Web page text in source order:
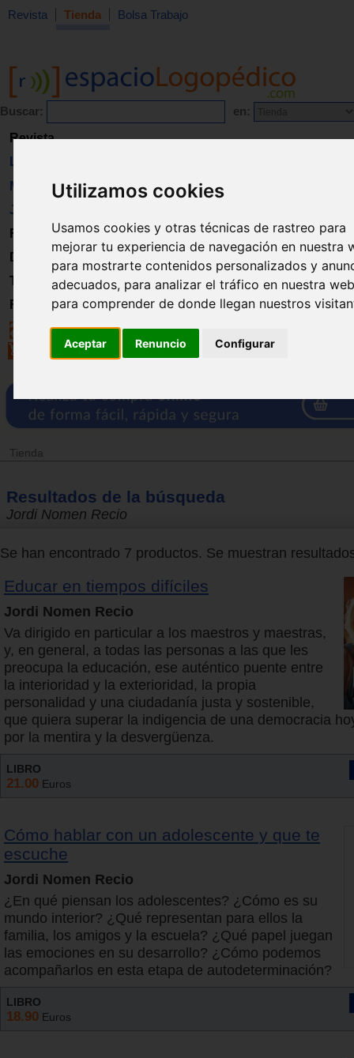
Utilizamos cookies
Usamos cookies y otras técnicas de rastreo para
mejorar tu experiencia de navegación en nuestra
para mostrarte contenidos personalizados y
adecuados, para analizar el tráfico en nuestra
para comprender de donde llegan nuestros
Aceptar Renuncio Configurar
Revista Tienda Bolsa Trabajo
Buscar: en:
Revista
Libros
Material
Juguetes
Formación
Directorio
Trabajo
Registro
Tienda
Resultados de la búsqueda
Jordi Nomen Recio
Se han encontrado 7 productos. Se muestran
Educar en tiempos difíciles
Jordi Nomen Recio
Va dirigido en particular a los maestros y maestras,
y, en general, a todas las personas a las que les
preocupa la educación, ese auténtico puente entre
la interioridad y la exterioridad, la propia
personalidad y una ciudadanía justa y sostenible,
que quiera superar la indigencia de una democracia
por la mentira y la desvergüenza.
LIBRO
21.00 Euros
Cómo hablar con un adolescente y que te
escuche
Jordi Nomen Recio
¿En qué piensan los adolescentes? ¿Cómo es su
mundo interior? ¿Qué representan para ellos la
familia, los amigos y la escuela? ¿Qué papel juegan
las emociones en su desarrollo? ¿Cómo podemos
acompañarlos en esta etapa de autodeterminación?
LIBRO
18.90 Euros